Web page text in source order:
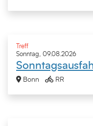
Treff
Sonntag, 09.08.2026
Bonn RR